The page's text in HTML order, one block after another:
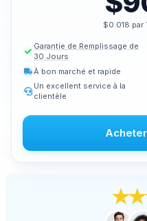
Youtube Services
Acheter des commentaires
Acheter des J'aime Youtube
Acheter des abonnés
Acheter des vues sur
Acheter des vues en direct
Acheter des heures de
Plus de services
Acheter des abonnés
Acheter des vues en direct
$0.018 par
Garantie de Remplissage de
30 Jours
À bon marché et rapide
Un excellent service à la
clientèle
Acheter